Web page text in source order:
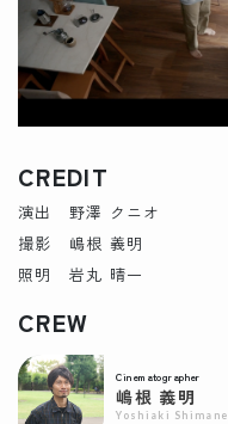
CREDIT
演出 野澤 クニオ
撮影 嶋根 義明
照明 岩丸 晴一
CREW
Cinematographer
嶋根 義明
Yoshiaki Shimane